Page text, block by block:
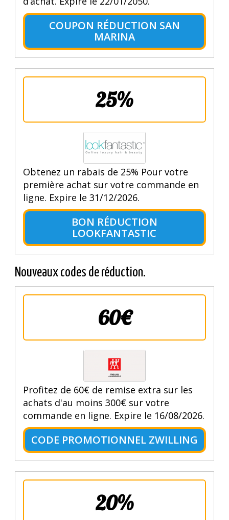
COUPON RÉDUCTION SAN
MARINA
25%
Obtenez un rabais de 25% Pour votre
première achat sur votre commande en
ligne. Expire le 31/12/2026.
BON RÉDUCTION
LOOKFANTASTIC
Nouveaux codes de réduction.
60€
Profitez de 60€ de remise extra sur les
achats d'au moins 300€ sur votre
commande en ligne. Expire le 16/08/2026.
CODE PROMOTIONNEL ZWILLING
20%